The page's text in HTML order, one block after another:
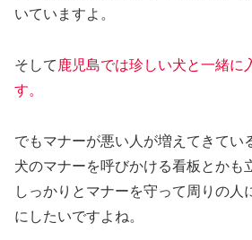
いていますよ。
そして 鹿児島では珍しい犬と一緒に
す。
でもマナーが悪い人が増えてきてい
犬のマナーを呼びかける看板とかも
しっかりとマナーを守って周りの人
にしたいですよね。